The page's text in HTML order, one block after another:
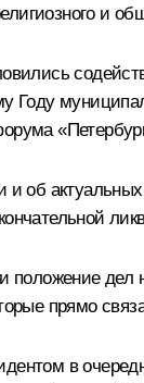
и
Году
и об
положение
прямо
в